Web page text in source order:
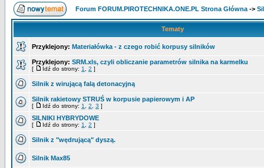
Forum FORUM.PIROTECHNIKA.ONE.PL Strona Główna ->
Tematy
Przyklejony: Materiałówka - z czego robić korpusy silników
Przyklejony: SRM.xls, czyli obliczanie parametrów silnika na karmelku
[ Idź do strony: 1 2 ]
Silnik z wirującą falą detonacyjną
Silnik rakietowy STRUŚ w korpusie papierowym i AP
[ Idź do strony: 1 2 3 ]
SILNIKI HYBRYDOWE
[ Idź do strony: 1 2 ]
Silnik z "wędrującą" dyszą.
Silnik Max85